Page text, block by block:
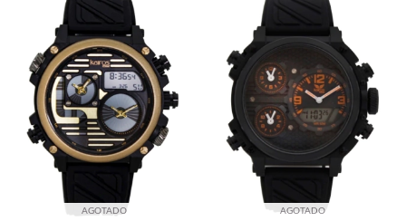
AGOTADO AGOTADO